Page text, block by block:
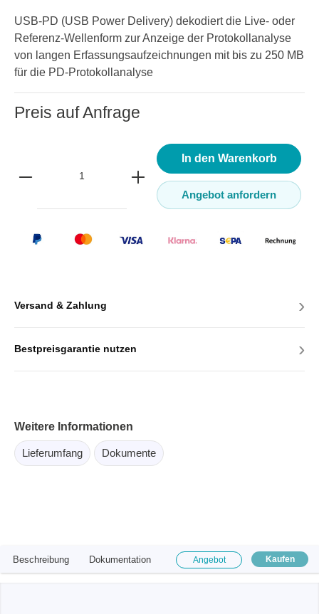
USB-PD (USB Power Delivery) dekodiert die Live- oder
Referenz-Wellenform zur Anzeige der Protokollanalyse
von langen Erfassungsaufzeichnungen mit bis zu 250 MB
für die PD-Protokollanalyse
Preis auf Anfrage
In den Warenkorb
Angebot anfordern
Versand & Zahlung ›
Bestpreisgarantie nutzen ›
Weitere Informationen
Lieferumfang Dokumente
Beschreibung Dokumentation Angebot Kaufen